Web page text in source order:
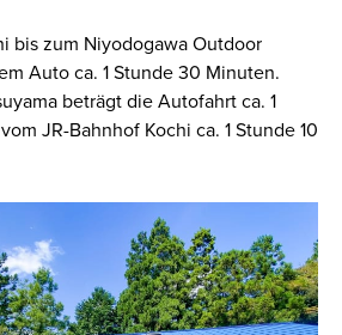
bis zum Niyodogawa Outdoor
Auto ca. 1 Stunde 30 Minuten.
beträgt die Autofahrt ca. 1
JR-Bahnhof Kochi ca. 1 Stunde 10